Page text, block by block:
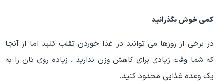
کمی خوش بگذرانید
در برخی از روزها می توانید در غذا خوردن تقلب کنید اما از آنجا
که شما وقت زیادی برای کاهش وزن ندارید ، زیاده روی تان را به
یک وعده غذایی محدود کنید.